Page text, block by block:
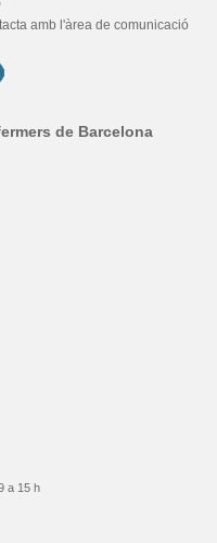
amb l'àrea de comunicació
de Barcelona
a 15 h